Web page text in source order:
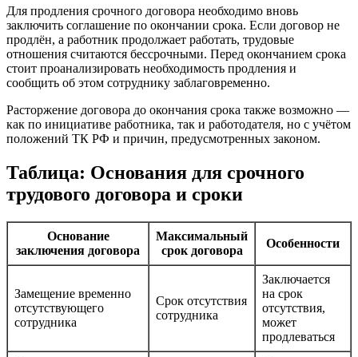
Для продления срочного договора необходимо вновь
заключить соглашение по окончании срока. Если договор не
продлён, а работник продолжает работать, трудовые
отношения считаются бессрочными. Перед окончанием срока
стоит проанализировать необходимость продления и
сообщить об этом сотруднику заблаговременно.
Расторжение договора до окончания срока также возможно —
как по инициативе работника, так и работодателя, но с учётом
положений ТК РФ и причин, предусмотренных законом.
Таблица: Основания для срочного
трудового договора и сроки
Основание
заключения договора
Максимальный
срок договора
Особенности
Замещение временно
отсутствующего
сотрудника
Срок отсутствия
сотрудника
Заключается
на срок
отсутствия,
может
продлеваться